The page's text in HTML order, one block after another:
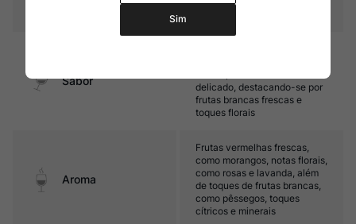
Temperatura 10oC – 12oC
Sabor
delicado, destacando-se por
frutas brancas frescas e
toques florais
Aroma
Frutas vermelhas frescas,
como morangos, notas florais,
como rosas e lavanda, além
de toques de frutas brancas,
como pêssegos, toques
cítricos e minerais
Sim